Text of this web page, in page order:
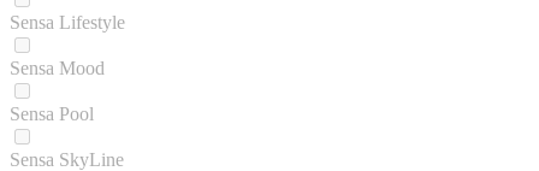
Sensa Lifestyle
Sensa Mood
Sensa Pool
Sensa SkyLine